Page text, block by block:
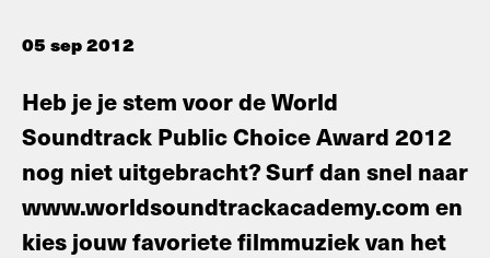
05 sep 2012
Heb je je stem voor de World
Soundtrack Public Choice Award 2012
nog niet uitgebracht? Surf dan snel naar
www.worldsoundtrackacademy.com en
kies jouw favoriete filmmuziek van het